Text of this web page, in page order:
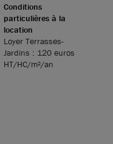
Conditions
particulières à la
location
Loyer Terrasses-
Jardins : 120 euros
HT/HC/m²/an